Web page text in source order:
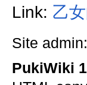
Link: 乙
Site admin:
PukiWiki